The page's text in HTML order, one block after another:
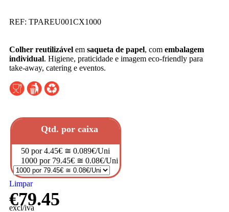
REF: TPAREU001CX1000
Colher reutilizável em saqueta de papel, com embalagem
individual. Higiene, praticidade e imagem eco-friendly para
take-away, catering e eventos.
Qtd. por caixa
50 por 4.45€ ≅ 0.089€/Uni
1000 por 79.45€ ≅ 0.08€/Uni
Limpar
€79.45
excl/iva